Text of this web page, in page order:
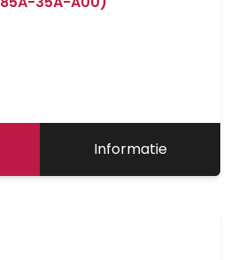
Informatie